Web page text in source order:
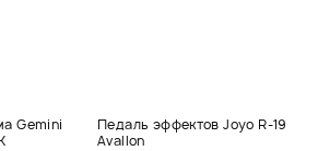
Gemini
Педаль эффектов Joyo R-19
Avallon